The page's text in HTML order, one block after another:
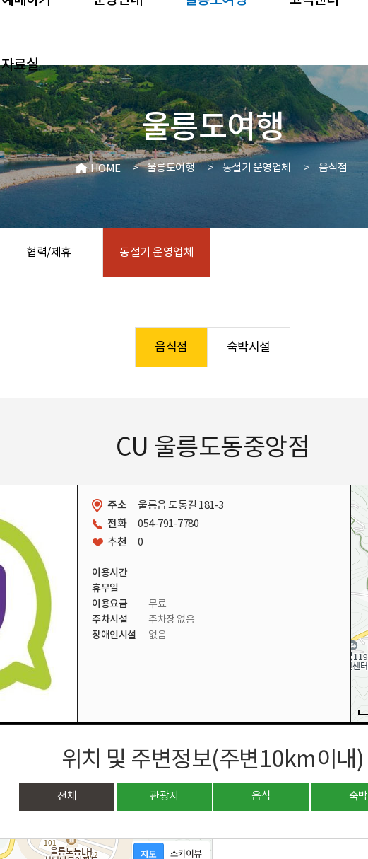
자료실
울릉도여행
HOME > 울릉도여행 > 동절기 운영업체 > 음식점
협력/제휴 동절기 운영업체
숙박시설
음식점 숙박시설
CU 울릉도동중앙점
주소
울릉읍 도동길 181-3
전화
054-791-7780
추천
0
이용시간
휴무일
이용요금
무료
주차시설 주차장 없음
장애인시설 없음
위치 및 주변정보(주변10km이내)
전체 관광지 음식 숙박